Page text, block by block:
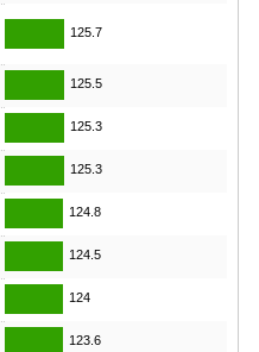
125.7
125.5
125.3
125.3
124.8
124.5
124
123.6